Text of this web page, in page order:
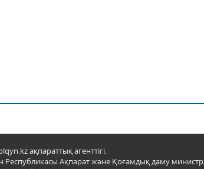
ақпараттық агенттігі.
Республикасы Ақпарат және Қоғамдық даму